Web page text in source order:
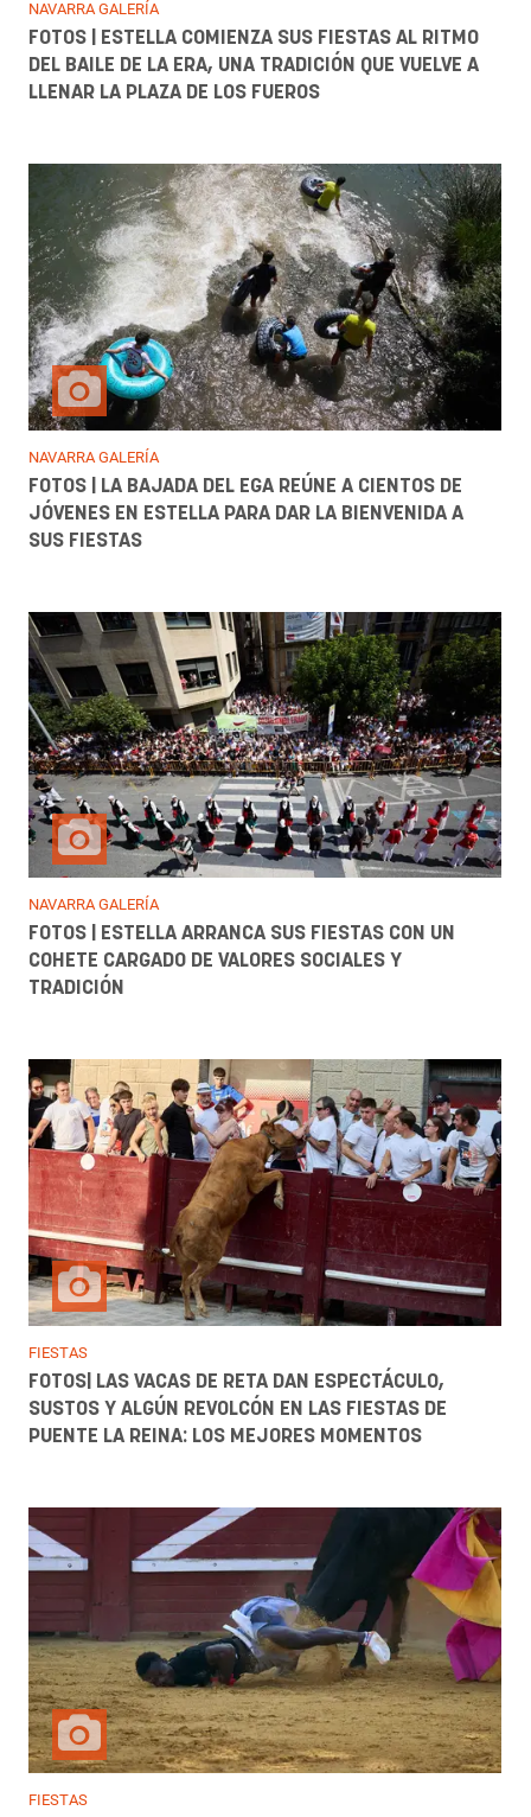
NAVARRA GALERÍA
FOTOS | ESTELLA COMIENZA SUS FIESTAS AL RITMO
DEL BAILE DE LA ERA, UNA TRADICIÓN QUE VUELVE A
LLENAR LA PLAZA DE LOS FUEROS
NAVARRA GALERÍA
FOTOS | LA BAJADA DEL EGA REÚNE A CIENTOS DE
JÓVENES EN ESTELLA PARA DAR LA BIENVENIDA A
SUS FIESTAS
NAVARRA GALERÍA
FOTOS | ESTELLA ARRANCA SUS FIESTAS CON UN
COHETE CARGADO DE VALORES SOCIALES Y
TRADICIÓN
FIESTAS
FOTOS| LAS VACAS DE RETA DAN ESPECTÁCULO,
SUSTOS Y ALGÚN REVOLCÓN EN LAS FIESTAS DE
PUENTE LA REINA: LOS MEJORES MOMENTOS
FIESTAS